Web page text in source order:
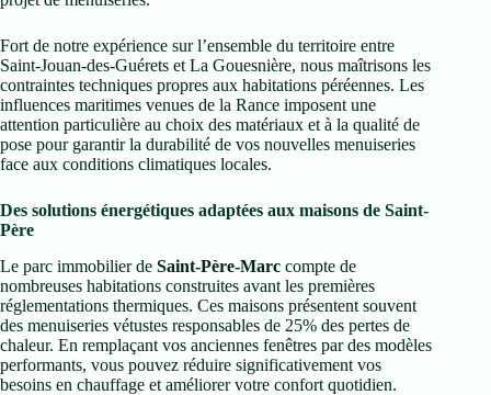
Fort de notre expérience sur l’ensemble du territoire entre
Saint-Jouan-des-Guérets et La Gouesnière, nous maîtrisons les
contraintes techniques propres aux habitations péréennes. Les
influences maritimes venues de la Rance imposent une
attention particulière au choix des matériaux et à la qualité de
pose pour garantir la durabilité de vos nouvelles menuiseries
face aux conditions climatiques locales.
Des solutions énergétiques adaptées aux maisons de Saint-
Père
Le parc immobilier de Saint-Père-Marc compte de
nombreuses habitations construites avant les premières
réglementations thermiques. Ces maisons présentent souvent
des menuiseries vétustes responsables de 25% des pertes de
chaleur. En remplaçant vos anciennes fenêtres par des modèles
performants, vous pouvez réduire significativement vos
besoins en chauffage et améliorer votre confort quotidien.